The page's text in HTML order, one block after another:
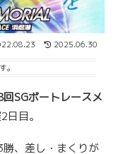
2025.06.30
。
SGボートレースメ
目。
、差し・まくりが